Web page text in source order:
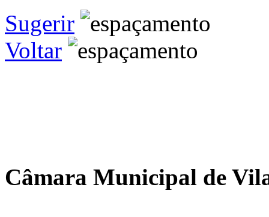
Sugerir
Voltar
Câmara Municipal de